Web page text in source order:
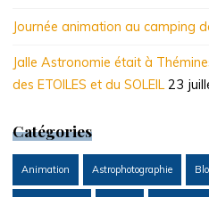
Journée animation au camping
Jalle Astronomie était à
des ETOILES et du SOLEIL 23
Catégories
Animation Astrophotographie